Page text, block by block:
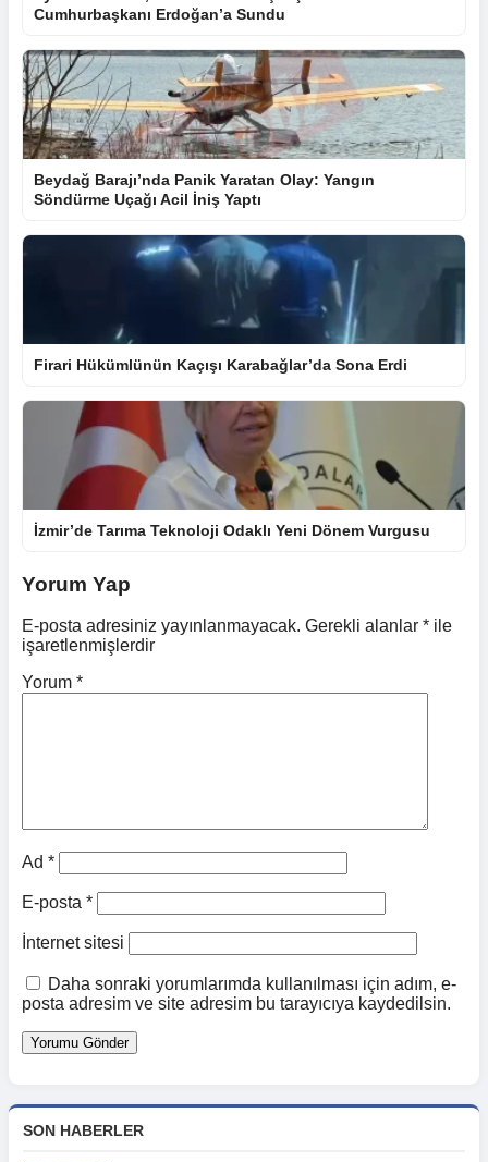
Cumhurbaşkanı Erdoğan’a Sundu
Beydağ Barajı’nda Panik Yaratan Olay: Yangın
Söndürme Uçağı Acil İniş Yaptı
Firari Hükümlünün Kaçışı Karabağlar’da Sona Erdi
İzmir’de Tarıma Teknoloji Odaklı Yeni Dönem Vurgusu
Yorum Yap
E-posta adresiniz yayınlanmayacak. Gerekli alanlar * ile
işaretlenmişlerdir
Yorum *
Ad *
E-posta *
İnternet sitesi
Daha sonraki yorumlarımda kullanılması için adım, e-
posta adresim ve site adresim bu tarayıcıya kaydedilsin.
SON HABERLER